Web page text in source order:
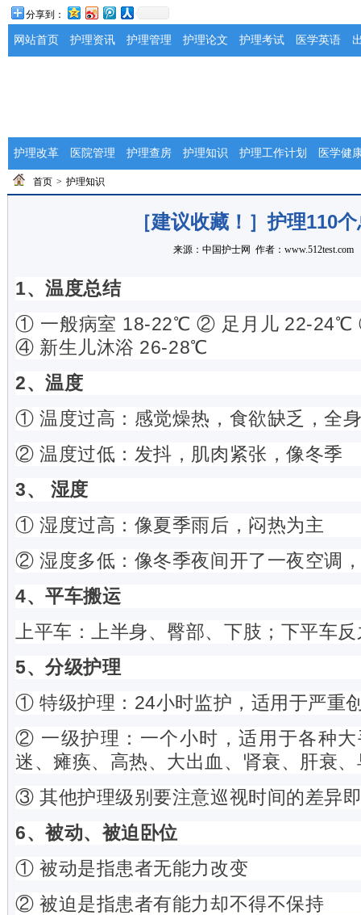
分享到：
网站首页 护理资讯 护理管理 护理论文 护理考试 医学英语
护理改革 医院管理 护理查房 护理知识 护理工作计划 医学健
首页 > 护理知识
［建议收藏！］护理110
来源： 中国护士网 作者：www.512test.com
1、温度总结
① 一般病室 18-22℃ ② 足月儿 22-24℃
④ 新生儿沐浴 26-28℃
2、温度
① 温度过高：感觉燥热，食欲缺乏，全
② 温度过低：发抖，肌肉紧张，像冬季
3、 湿度
① 湿度过高：像夏季雨后，闷热为主
② 湿度多低：像冬季夜间开了一夜空调
4、平车搬运
上平车：上半身、臀部、下肢；下平车
5、分级护理
① 特级护理：24小时监护，适用于严重
② 一级护理：一个小时，适用于各种
迷、瘫痪、高热、大出血、肾衰、肝衰
③ 其他护理级别要注意巡视时间的差异
6、被动、被迫卧位
① 被动是指患者无能力改变
② 被迫是指患者有能力却不得不保持